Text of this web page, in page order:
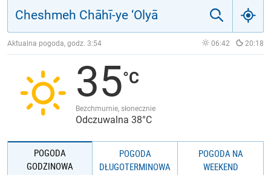
JAKOŚĆ POWIETRZA
Aktualna pogoda, godz. 3:54 06:42 20:18
35
Bezchmurnie, słonecznie
Odczuwalna 38°C
POGODA
GODZINOWA
POGODA
DŁUGOTERMINOWA
POGODA NA
WEEKEND